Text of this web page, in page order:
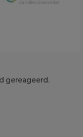
gereageerd.